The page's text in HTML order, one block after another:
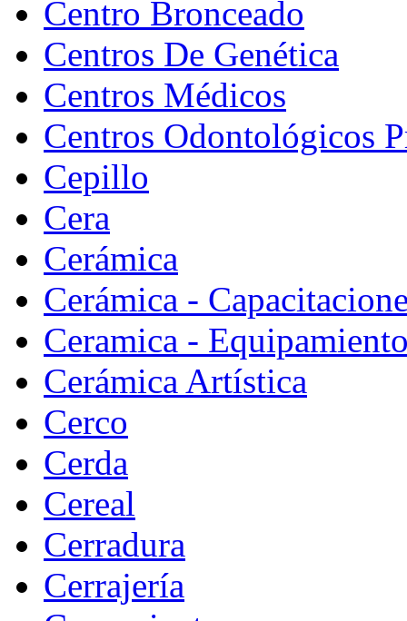
Centro Bronceado
Centros De Genética
Centros Médicos
Centros Odontológicos
Cepillo
Cera
Cerámica
Cerámica -
Ceramica -
Cerámica Artística
Cerco
Cerda
Cereal
Cerradura
Cerrajería